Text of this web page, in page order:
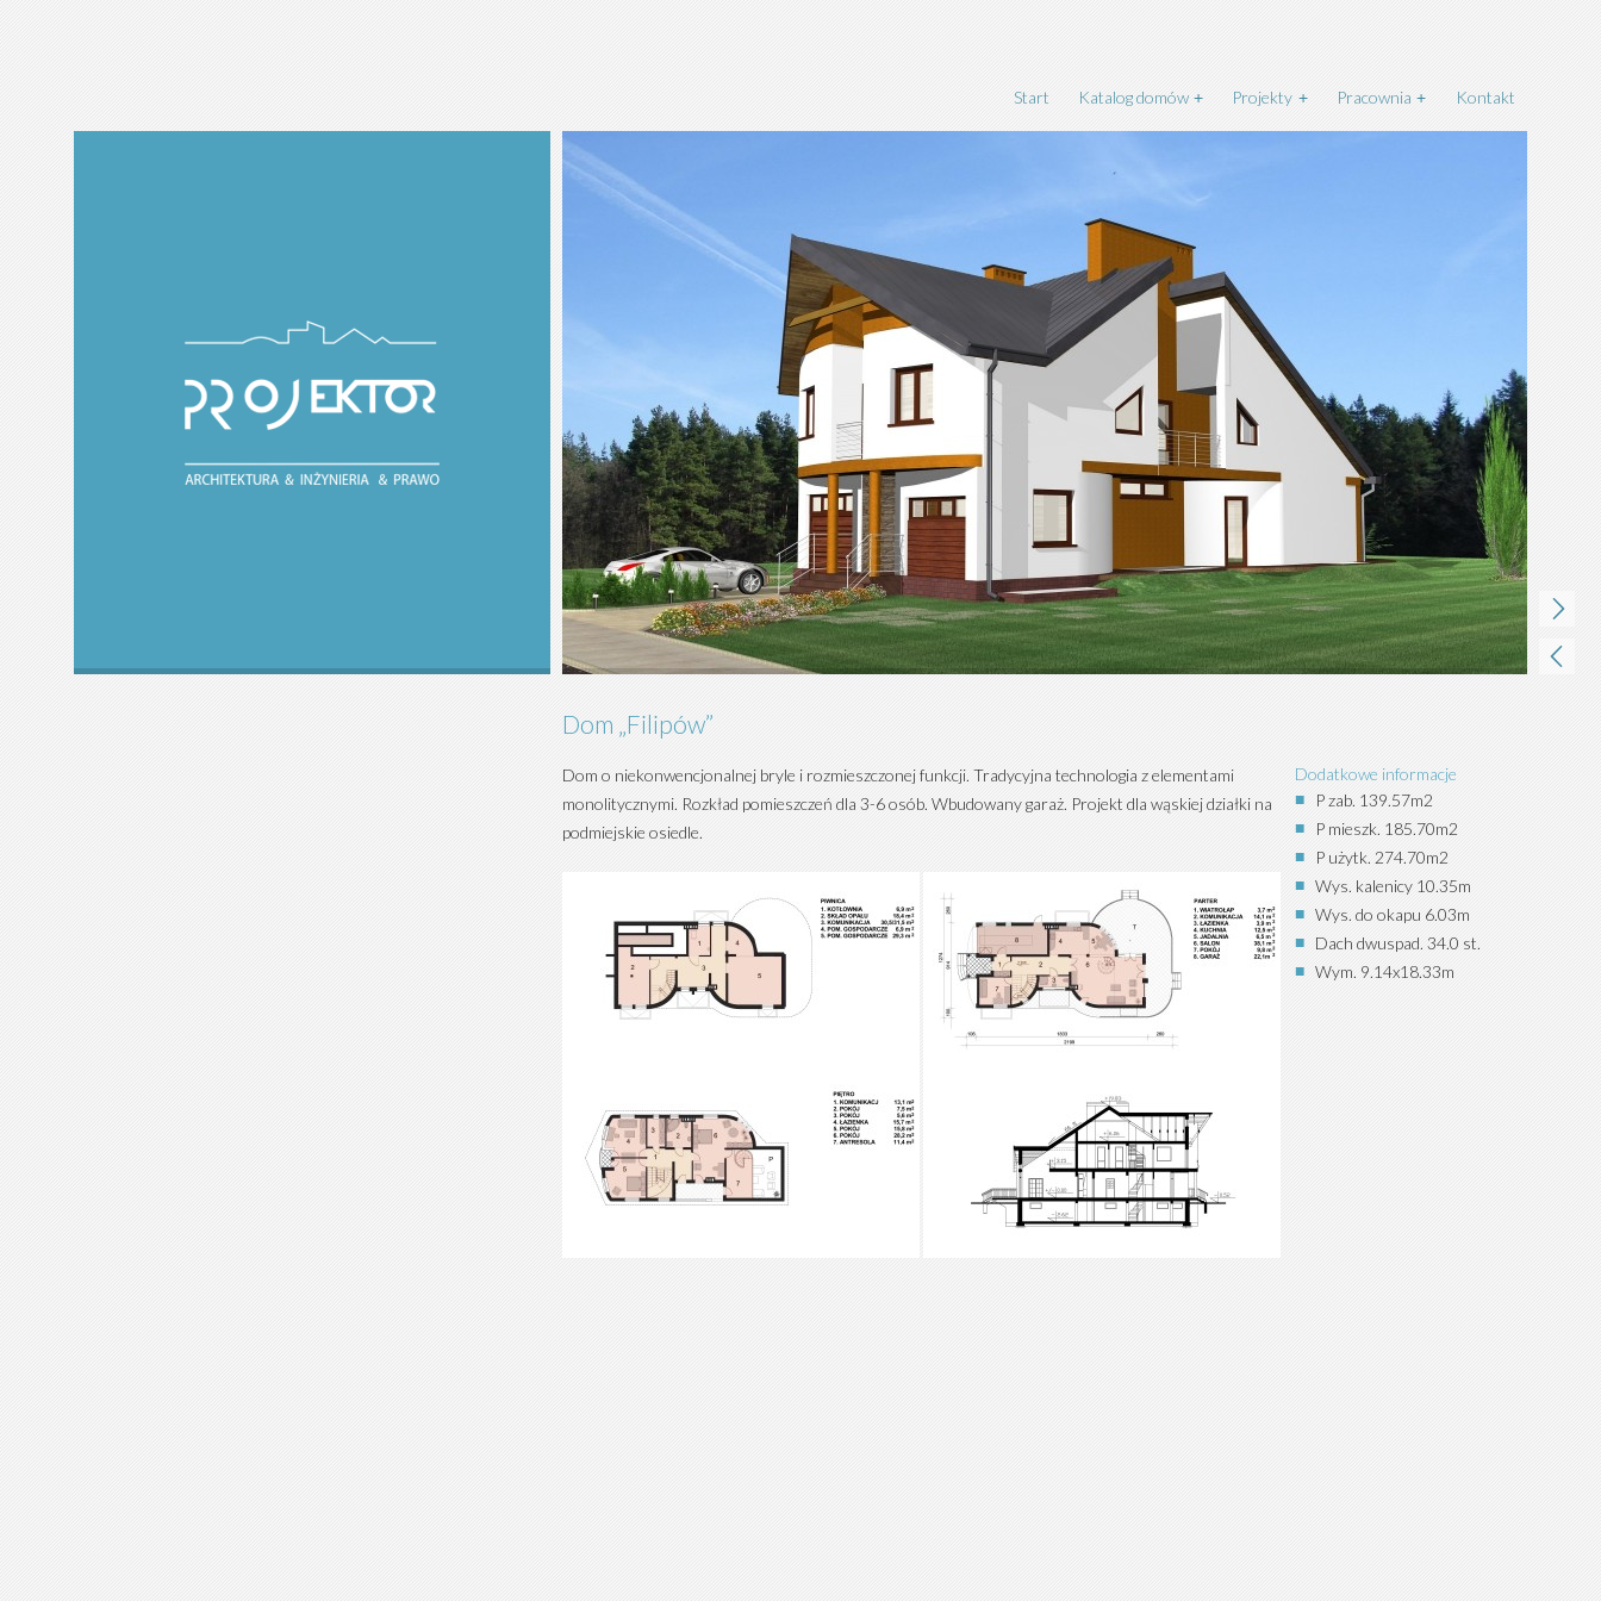
Start Katalog domów Projekty Pracownia Kontakt
Dom „Filipów”
Dom o niekonwencjonalnej bryle i rozmieszczonej funkcji. Tradycyjna technologia z elementami
monolitycznymi. Rozkład pomieszczeń dla 3-6 osób. Wbudowany garaż. Projekt dla wąskiej działki na
podmiejskie osiedle.
Dodatkowe informacje
P zab. 139.57m2
P mieszk. 185.70m2
P użytk. 274.70m2
Wys. kalenicy 10.35m
Wys. do okapu 6.03m
Dach dwuspad. 34.0 st.
Wym. 9.14x18.33m